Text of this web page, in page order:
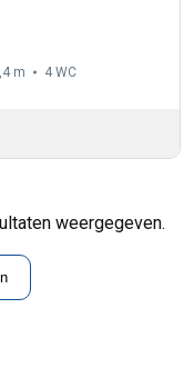
m 4 WC
weergegeven.